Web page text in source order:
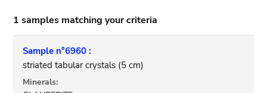
1 samples matching your criteria
Sample n°6960 :
striated tabular crystals (5 cm)
Minerals: